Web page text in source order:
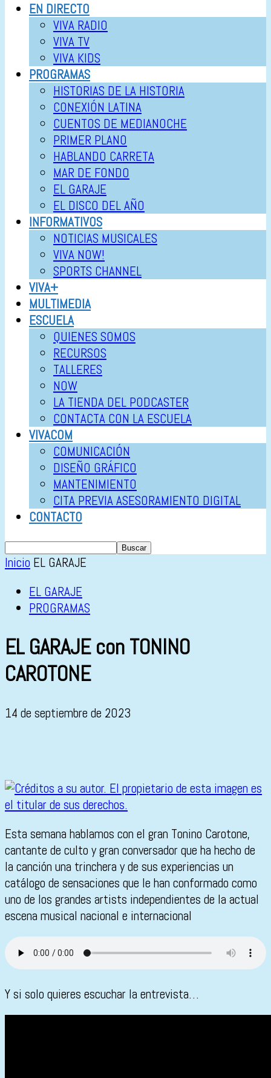
EN DIRECTO
VIVA RADIO
VIVA TV
VIVA KIDS
PROGRAMAS
HISTORIAS DE LA HISTORIA
CONEXIÓN LATINA
CUENTOS DE MEDIANOCHE
PRIMER PLANO
HABLANDO CARRETA
MAR DE FONDO
EL GARAJE
EL DISCO DEL AÑO
INFORMATIVOS
NOTICIAS MUSICALES
VIVA NOW!
SPORTS CHANNEL
VIVA+
MULTIMEDIA
ESCUELA
QUIENES SOMOS
RECURSOS
TALLERES
NOW
LA TIENDA DEL PODCASTER
CONTACTA CON LA ESCUELA
VIVACOM
COMUNICACIÓN
DISEÑO GRÁFICO
MANTENIMIENTO
CITA PREVIA ASESORAMIENTO DIGITAL
CONTACTO
Inicio EL GARAJE
EL GARAJE
PROGRAMAS
EL GARAJE con TONINO
CAROTONE
14 de septiembre de 2023
Esta semana hablamos con el gran Tonino Carotone,
cantante de culto y gran conversador que ha hecho de
la canción una trinchera y de sus experiencias un
catálogo de sensaciones que le han conformado como
uno de los grandes artists independientes de la actual
escena musical nacional e internacional
Y si solo quieres escuchar la entrevista…